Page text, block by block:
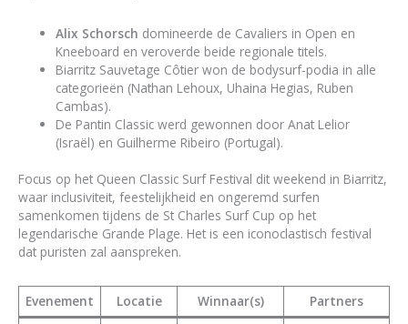
Alix Schorsch domineerde de Cavaliers in Open en
Kneeboard en veroverde beide regionale titels.
Biarritz Sauvetage Côtier won de bodysurf-podia in alle
categorieën (Nathan Lehoux, Uhaina Hegias, Ruben
Cambas).
De Pantin Classic werd gewonnen door Anat Lelior
(Israël) en Guilherme Ribeiro (Portugal).
Focus op het Queen Classic Surf Festival dit weekend in Biarritz,
waar inclusiviteit, feestelijkheid en ongeremd surfen
samenkomen tijdens de St Charles Surf Cup op het
legendarische Grande Plage. Het is een iconoclastisch festival
dat puristen zal aanspreken.
Evenement Locatie Winnaar(s) Partners